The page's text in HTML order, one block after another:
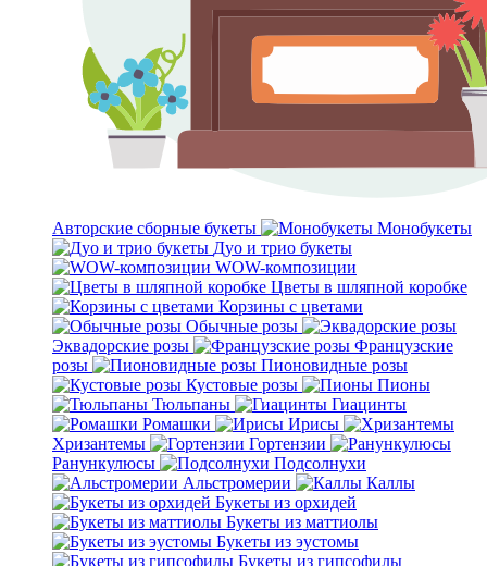
Авторские сборные букеты
Монобукеты
Дуо и трио букеты
WOW-композиции
Цветы в шляпной коробке
Корзины с цветами
Обычные розы
Эквадорские розы
Французские
розы
Пионовидные розы
Кустовые розы
Пионы
Тюльпаны
Гиацинты
Ромашки
Ирисы
Хризантемы
Гортензии
Ранункулюсы
Подсолнухи
Альстромерии
Каллы
Букеты из орхидей
Букеты из маттиолы
Букеты из эустомы
Букеты из гипсофилы